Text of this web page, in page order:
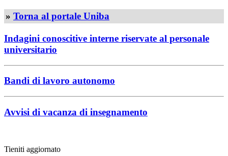
» Torna al portale Uniba
Indagini conoscitive interne riservate al personale
universitario
Bandi di lavoro autonomo
Avvisi di vacanza di insegnamento
Tieniti aggiornato